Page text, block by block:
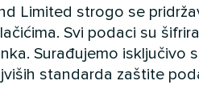
Limited strogo se
Svi podaci su
Surađujemo isključivo
standarda zaštite